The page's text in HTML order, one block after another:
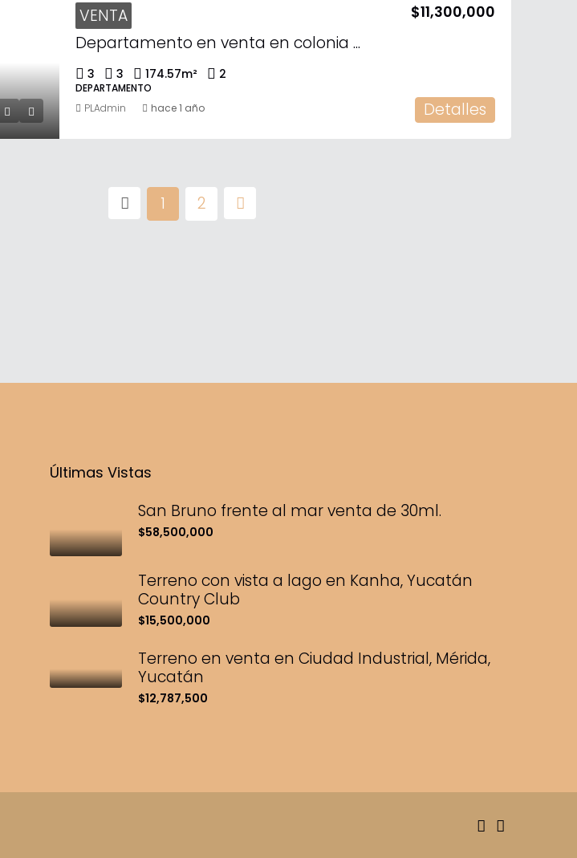
VENTA
Departamento en venta en colonia Altabrisa
$11,300,000
3 3 174.57m² 2
DEPARTAMENTO
Detalles
PLAdmin hace 1 año
1 2
Últimas Vistas
San Bruno frente al mar venta de 30ml.
$58,500,000
Terreno con vista a lago en Kanha, Yucatán
Country Club
$15,500,000
Terreno en venta en Ciudad Industrial, Mérida,
Yucatán
$12,787,500